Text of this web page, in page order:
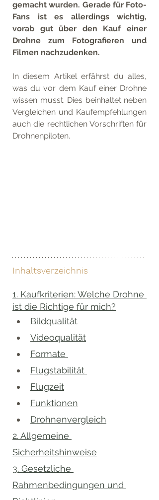
gemacht wurden. Gerade für Foto-
Fans ist es allerdings wichtig,
vorab gut über den Kauf einer
Drohne zum Fotografieren und
Filmen nachzudenken.
In diesem Artikel erfährst du alles,
was du vor dem Kauf einer Drohne
wissen musst. Dies beinhaltet neben
Vergleichen und Kaufempfehlungen
auch die rechtlichen Vorschriften für
Drohnenpiloten.
Inhaltsverzeichnis
1. Kaufkriterien: Welche Drohne
ist die Richtige für mich?
Bildqualität
Videoqualität
Formate
Flugstabilität
Flugzeit
Funktionen
Drohnenvergleich
2. Allgemeine
Sicherheitshinweise
3. Gesetzliche
Rahmenbedingungen und